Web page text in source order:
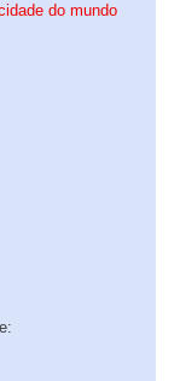
do mundo